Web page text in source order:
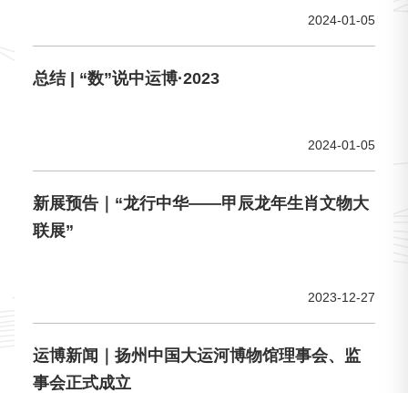
2024-01-05
总结 | “数”说中运博·2023
2024-01-05
新展预告｜“龙行中华——甲辰龙年生肖文物大
联展”
2023-12-27
运博新闻｜扬州中国大运河博物馆理事会、监
事会正式成立